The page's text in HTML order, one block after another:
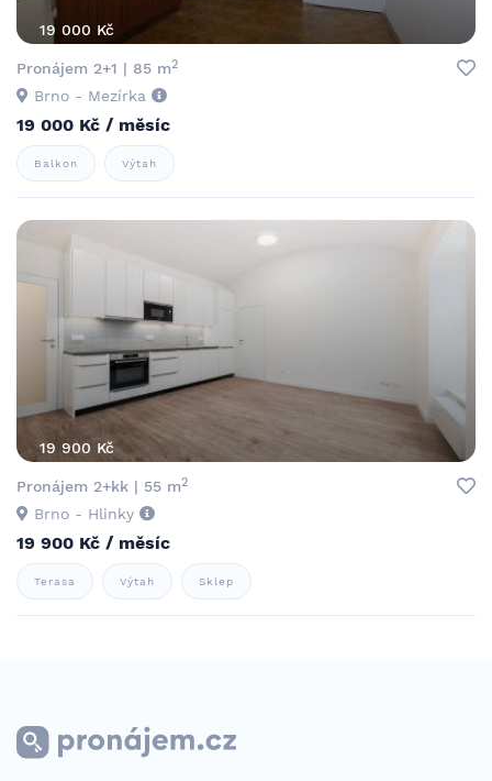
19 000 Kč
Pronájem 2+1 | 85 m2
Brno - Mezírka
19 000 Kč / měsíc
Balkon Výtah
19 900 Kč
Pronájem 2+kk | 55 m2
Brno - Hlinky
19 900 Kč / měsíc
Terasa Výtah Sklep